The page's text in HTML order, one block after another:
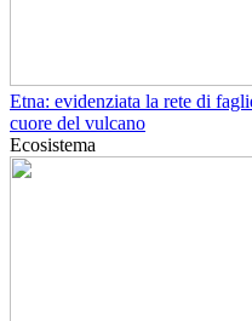
Etna: evidenziata la rete di
cuore del vulcano
Ecosistema